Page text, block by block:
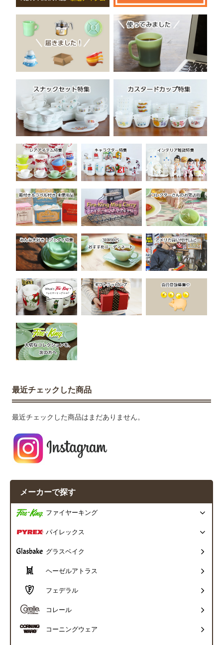
最近チェックした商品
最近チェックした商品はまだありません。
メーカーで探す
ファイヤーキング
パイレックス
グラスベイク
ヘーゼルアトラス
フェデラル
コレール
コーニングウェア